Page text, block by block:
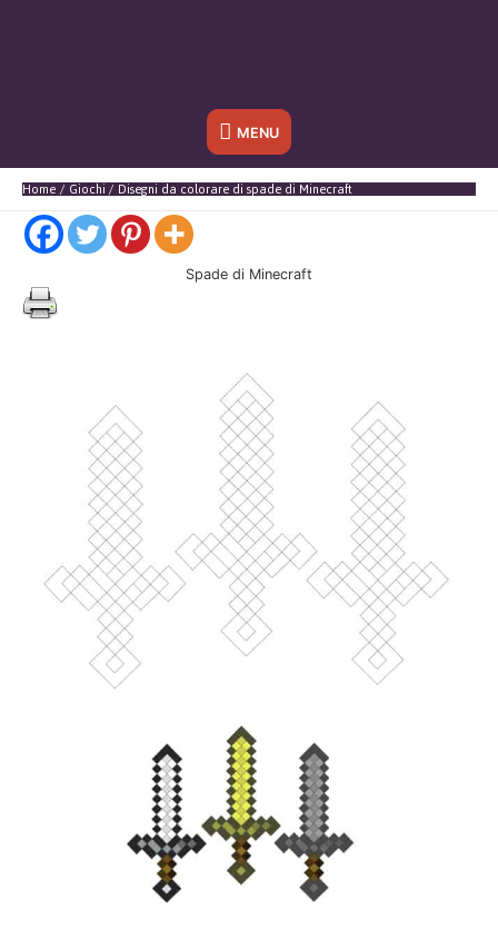
Sotto
l'header
MENU
Home Giochi Disegni da colorare di spade di Minecraft
Spade di Minecraft